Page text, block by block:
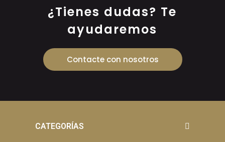
¿Tienes dudas? Te
ayudaremos
Contacte con nosotros
CATEGORÍAS